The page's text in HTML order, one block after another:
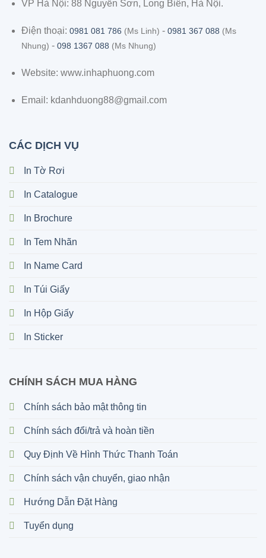
VP Hà Nội: 88 Nguyễn Sơn, Long Biên, Hà Nội.
Điện thoại: 0981 081 786 (Ms Linh) - 0981 367 088 (Ms
Nhung) - 098 1367 088 (Ms Nhung)
Website: www.inhaphuong.com
Email: kdanhduong88@gmail.com
CÁC DỊCH VỤ
In Tờ Rơi
In Catalogue
In Brochure
In Tem Nhãn
In Name Card
In Túi Giấy
In Hộp Giấy
In Sticker
CHÍNH SÁCH MUA HÀNG
Chính sách bảo mật thông tin
Chính sách đổi/trả và hoàn tiền
Quy Định Về Hình Thức Thanh Toán
Chính sách vận chuyển, giao nhận
Hướng Dẫn Đặt Hàng
Tuyển dụng